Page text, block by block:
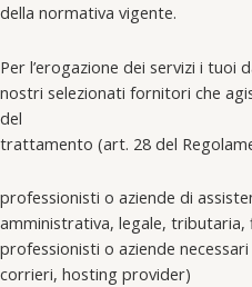
della normativa vigente.
Per l’erogazione dei servizi i
nostri selezionati fornitori che
del
trattamento (art. 28 del
professionisti o aziende di
amministrativa, legale, tributaria,
professionisti o aziende
corrieri, hosting provider)